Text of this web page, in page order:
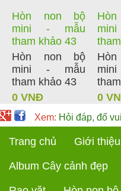
Hòn non bộ
mini - mẫu
tham khảo 43
Hòn non bộ
mini - mẫu
tham khảo 43
0 VNĐ
0
Xem: Hỏi đáp, đố
Trang chủ Giới thiệu
Album Cây cảnh đẹp